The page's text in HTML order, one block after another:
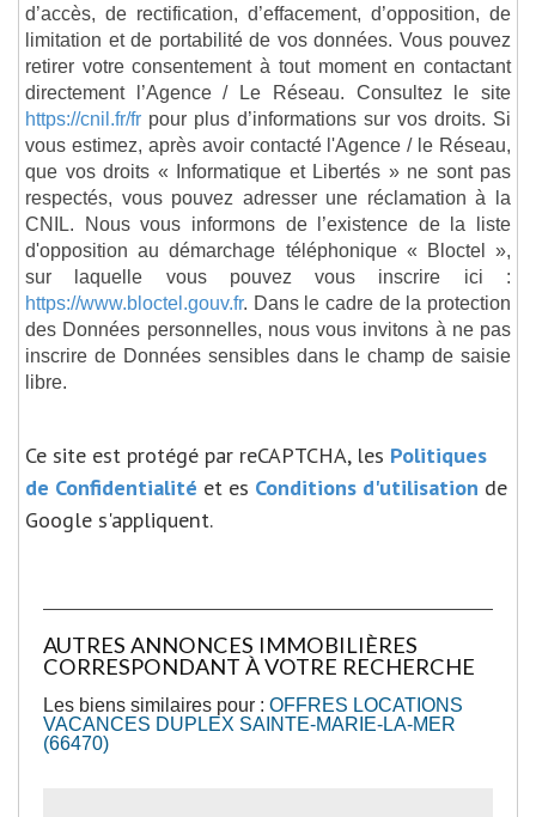
d’accès, de rectification, d’effacement, d’opposition, de
limitation et de portabilité de vos données. Vous pouvez
retirer votre consentement à tout moment en contactant
directement l’Agence / Le Réseau. Consultez le site
https://cnil.fr/fr pour plus d’informations sur vos droits. Si
vous estimez, après avoir contacté l'Agence / le Réseau,
que vos droits « Informatique et Libertés » ne sont pas
respectés, vous pouvez adresser une réclamation à la
CNIL. Nous vous informons de l’existence de la liste
d'opposition au démarchage téléphonique « Bloctel »,
sur laquelle vous pouvez vous inscrire ici :
https://www.bloctel.gouv.fr. Dans le cadre de la protection
des Données personnelles, nous vous invitons à ne pas
inscrire de Données sensibles dans le champ de saisie
libre.
Ce site est protégé par reCAPTCHA, les Politiques
de Confidentialité et es Conditions d'utilisation de
Google s'appliquent.
AUTRES ANNONCES IMMOBILIÈRES
CORRESPONDANT À VOTRE RECHERCHE
Les biens similaires pour : OFFRES LOCATIONS
VACANCES DUPLEX SAINTE-MARIE-LA-MER
(66470)